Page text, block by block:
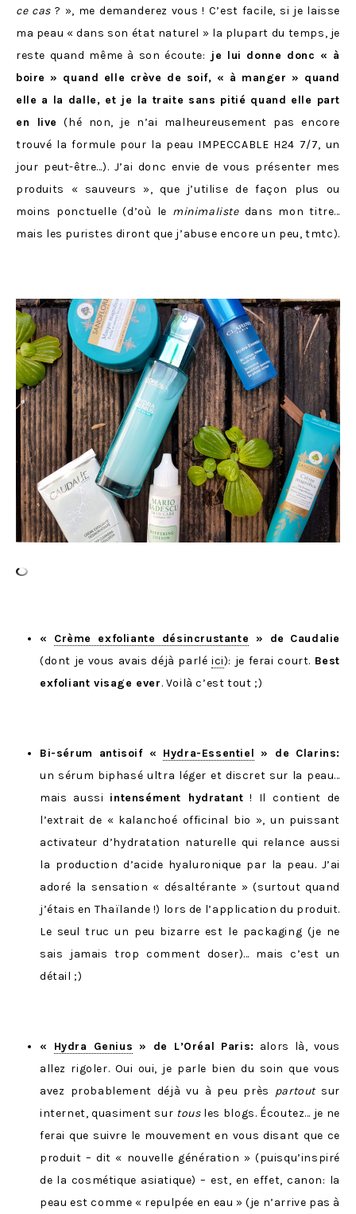
ce cas? », me demanderez vous ! C’est facile, si je laisse
ma peau « dans son état naturel » la plupart du temps, je
reste quand même à son écoute: je lui donne donc « à
boire » quand elle crève de soif, « à manger » quand
elle a la dalle, et je la traite sans pitié quand elle part
en live (hé non, je n’ai malheureusement pas encore
trouvé la formule pour la peau IMPECCABLE H24 7/7, un
jour peut-être…). J’ai donc envie de vous présenter mes
produits « sauveurs », que j’utilise de façon plus ou
moins ponctuelle (d’où le minimalistedans mon titre…
mais les puristes diront que j’abuse encore un peu, tmtc).
« Crème exfoliante désincrustante » de Caudalie
(dont je vous avais déjà parléici): je ferai court. Best
exfoliant visage ever. Voilà c’est tout ;)
Bi-sérum antisoif « Hydra-Essentiel » de Clarins:
un sérum biphasé ultra léger et discret sur la peau…
mais aussi intensément hydratant ! Il contient de
l’extrait de « kalanchoé officinal bio », un puissant
activateur d’hydratation naturelle qui relance aussi
la production d’acide hyaluronique par la peau. J’ai
adoré la sensation « désaltérante » (surtout quand
j’étais en Thaïlande !) lors de l’application du produit.
Le seul truc un peu bizarre est le packaging (je ne
sais jamais trop comment doser)… mais c’est un
détail ;)
« Hydra Genius » de L’Oréal Paris: alors là, vous
allez rigoler. Oui oui, je parle bien du soin que vous
avez probablement déjà vu à peu près partoutsur
internet, quasiment sur tousles blogs. Écoutez… je ne
ferai que suivre le mouvement en vous disant que ce
produit – dit « nouvelle génération » (puisqu’inspiré
de la cosmétique asiatique) – est, en effet, canon: la
peau est comme « repulpée en eau » (je n’arrive pas à